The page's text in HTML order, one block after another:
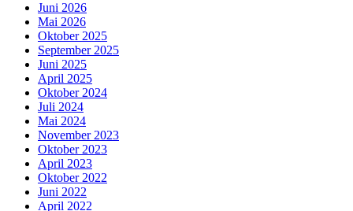
Juni 2026
Mai 2026
Oktober 2025
September 2025
Juni 2025
April 2025
Oktober 2024
Juli 2024
Mai 2024
November 2023
Oktober 2023
April 2023
Oktober 2022
Juni 2022
April 2022